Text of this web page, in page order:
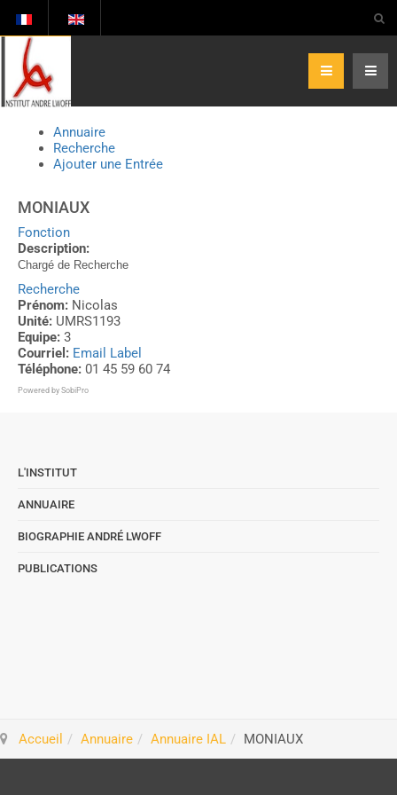
Annuaire
Recherche
Ajouter une Entrée
MONIAUX
Fonction
Description:
Chargé de Recherche
Recherche
Prénom: Nicolas
Unité: UMRS1193
Equipe: 3
Courriel: Email Label
Téléphone: 01 45 59 60 74
Powered by SobiPro
L'INSTITUT
ANNUAIRE
BIOGRAPHIE ANDRÉ LWOFF
PUBLICATIONS
Accueil Annuaire Annuaire IAL MONIAUX